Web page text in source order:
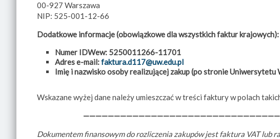
00-927 Warszawa
NIP: 525-001-12-66
Dodatkowe informacje (obowiązkowe dla wszystkich faktur krajowych):
Numer IDWew: 5250011266-11701
Adres e-mail:faktura.d117@uw.edu.pl
Imię i nazwisko osoby realizującej zakup (po stronie Uniwersytetu
Wskazane wyżej dane należy umieszczać w treści faktury w polach
Dokumentem finansowym do rozliczenia zakupów jest faktura VAT lub